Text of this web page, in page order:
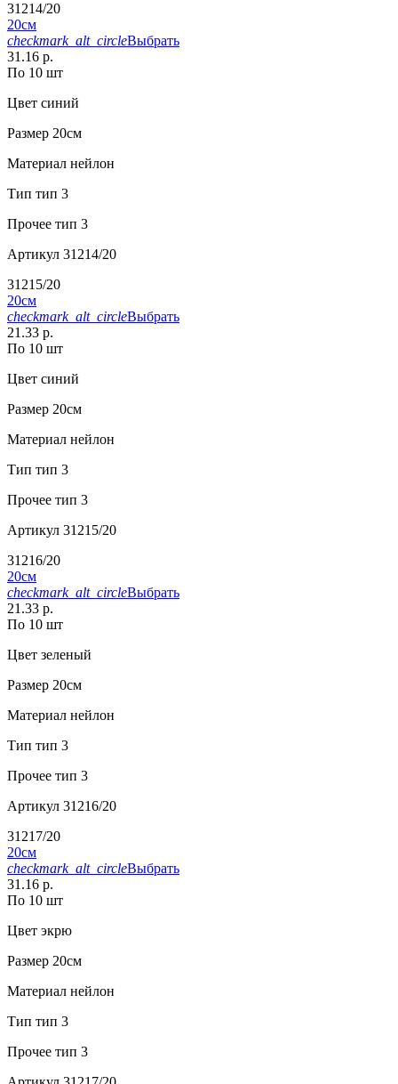
31214/20
20см
checkmark_alt_circleВыбрать
31.16 р.
По 10 шт
Цвет синий
Размер 20см
Материал нейлон
Тип тип 3
Прочее тип 3
Артикул 31214/20
31215/20
20см
checkmark_alt_circleВыбрать
21.33 р.
По 10 шт
Цвет синий
Размер 20см
Материал нейлон
Тип тип 3
Прочее тип 3
Артикул 31215/20
31216/20
20см
checkmark_alt_circleВыбрать
21.33 р.
По 10 шт
Цвет зеленый
Размер 20см
Материал нейлон
Тип тип 3
Прочее тип 3
Артикул 31216/20
31217/20
20см
checkmark_alt_circleВыбрать
31.16 р.
По 10 шт
Цвет экрю
Размер 20см
Материал нейлон
Тип тип 3
Прочее тип 3